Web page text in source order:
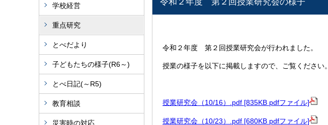
学校経営
重点研究
とべだより
子どもたちの様子(R6～)
とべ日記(～R5)
教育相談
災害時の対応
令和２年度 第２回授業研究会が行われました。
授業の様子を以下に掲載しますので、ご覧ください。
授業研究会（10/16）.pdf [835KB pdfファイル]
授業研究会（10/23）.pdf [680KB pdfファイル]